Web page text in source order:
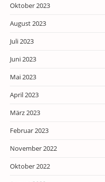
Oktober 2023
August 2023
Juli 2023
Juni 2023
Mai 2023
April 2023
März 2023
Februar 2023
November 2022
Oktober 2022